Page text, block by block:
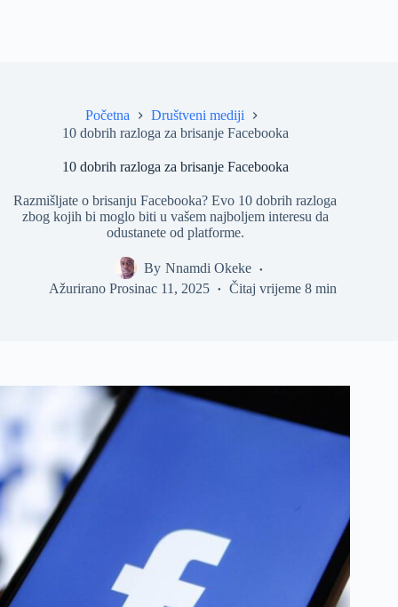
Početna
Društveni mediji
10 dobrih razloga za brisanje Facebooka
10 dobrih razloga za brisanje Facebooka
Razmišljate o brisanju Facebooka? Evo 10 dobrih razloga
zbog kojih bi moglo biti u vašem najboljem interesu da
odustanete od platforme.
By Nnamdi Okeke
Ažurirano Prosinac 11, 2025 Čitaj vrijeme 8 min